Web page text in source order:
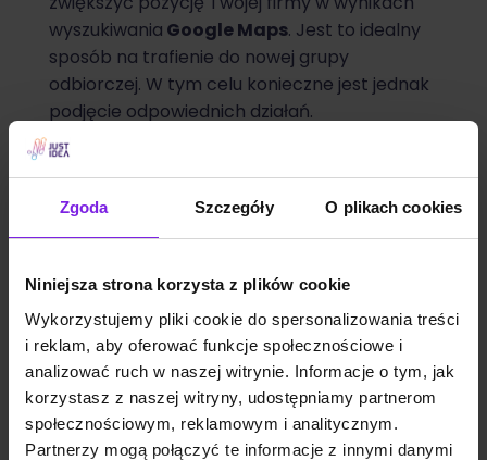
Zgoda Szczegóły O plikach cookies
Niniejsza strona korzysta z plików cookie
Wykorzystujemy pliki cookie do spersonalizowania treści
i reklam, aby oferować funkcje społecznościowe i
analizować ruch w naszej witrynie. Informacje o tym, jak
korzystasz z naszej witryny, udostępniamy partnerom
społecznościowym, reklamowym i analitycznym.
Partnerzy mogą połączyć te informacje z innymi danymi
wyszukiwania Google Maps. Jest to idealny
sposób na trafienie do nowej grupy
odbiorczej. W tym celu konieczne jest jednak
podjęcie odpowiednich działań.
Jeżeli chcesz, aby
znajdowała się w TOP1, skorzystaj z naszej
ofertyoptymalizacji i opieki nad
wizytówką Google, a wspólnie dotrzemy na